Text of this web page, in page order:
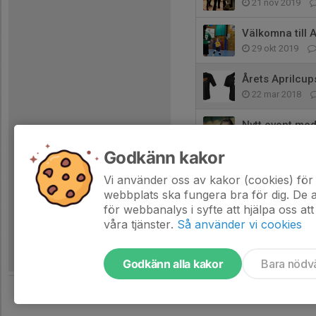
21 nov 2019
Välkomna till
29 okt 2019
Årets
22 mar 2018
Nytt event
29 sep 2016
Godkänn kakor
Vi använder oss av kakor (cookies)
webbplats ska fungera bra för dig. De
för webbanalys i syfte att hjälpa oss
våra tjänster. Så använder vi cookies
Godkänn alla kakor Bara